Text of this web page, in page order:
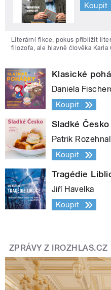
Koupit
Literární fikce, pokus přiblížit
filozofa, ale hlavně člověka
Klasické
Daniela
Koupit
Sladké Česko
Patrik Rozehnal
Koupit
Tragédie
Jiří Havelka
Koupit
ZPRÁVY Z IROZHLAS.CZ